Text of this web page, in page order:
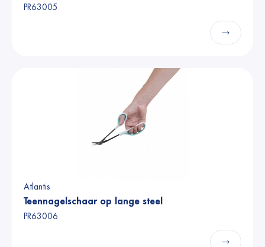
PR63005
→
Atlantis
Teennagelschaar op lange steel
PR63006
→